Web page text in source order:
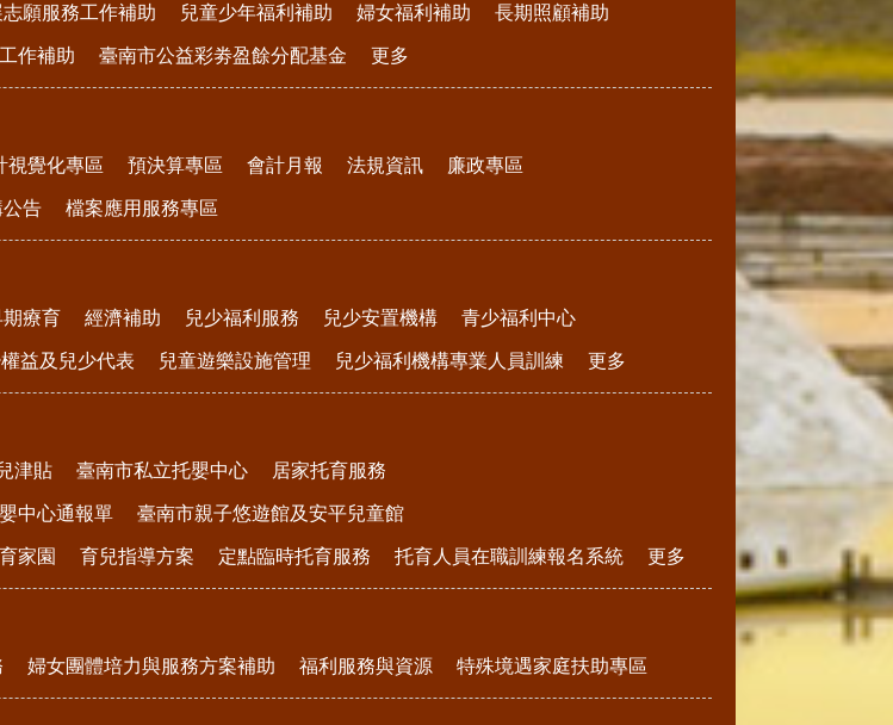
願服務工作補助 兒童少年福利補助 婦女福利補助 長期照顧補助
作補助 臺南市公益彩劵盈餘分配基金 更多
視覺化專區 預決算專區 會計月報 法規資訊 廉政專區
告 檔案應用服務專區
期療育 經濟補助 兒少福利服務 兒少安置機構 青少福利中心
益及兒少代表 兒童遊樂設施管理 兒少福利機構專業人員訓練 更多
津貼 臺南市私立托嬰中心 居家托育服務
中心通報單 臺南市親子悠遊館及安平兒童館
家園 育兒指導方案 定點臨時托育服務 托育人員在職訓練報名系統 更多
婦女團體培力與服務方案補助 福利服務與資源 特殊境遇家庭扶助專區